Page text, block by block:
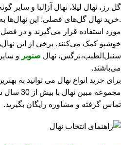
گل رز، نهال لیلا، نهال آزالیا و سایر
.خرید نهال‌ گل‌های فصلی: این نهال‌ها
مورد استفاده قرار می‌گیرند و در فصل
خوشبو کمک می‌کنند. برخی از این
سنبل‌الطیب،نرگس، نهال صنوبر و
می‌باشند.
برای خرید انواع نهال می توانید به
مجموعه
تماس گرفته و مشاوره رایگان بگیرید.